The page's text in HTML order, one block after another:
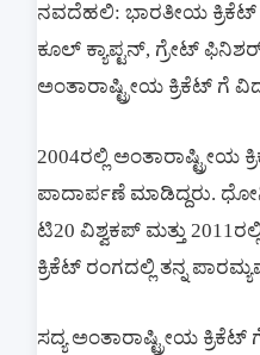
ನವದೆಹಲಿ: ಭಾರತೀಯ ಕ್ರಿಕೆಟ್‌ ರಂಗಕ್ಕೆ ಹೊಸ ಮೆರುಗು ನೀಡಿದ
ಕೂಲ್ ಕ್ಯಾಪ್ಟನ್, ಗ್ರೇಟ್
ಅಂತಾರಾಷ್ಟ್ರೀಯ ಕ್ರಿಕೆಟ್ ಗೆ
2004ರಲ್ಲಿ
ಪಾದಾರ್ಪಣೆ ಮಾಡಿದ್ದರು. ಧೋನಿ
ಟಿ20 ವಿಶ್ವಕಪ್ ಮತ್ತು
ಕ್ರಿಕೆಟ್ ರಂಗದಲ್ಲಿ ತನ್ನ
ಸದ್ಯ ಅಂತಾರಾಷ್ಟ್ರೀಯ